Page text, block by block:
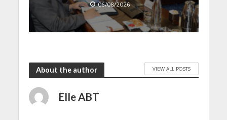
06/08/2026
About the author VIEW ALL POSTS
Elle ABT